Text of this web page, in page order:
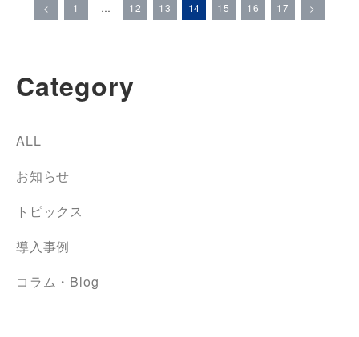
< 1 … 12 13 14 15 16 17 >
Category
ALL
お知らせ
トピックス
導入事例
コラム・Blog